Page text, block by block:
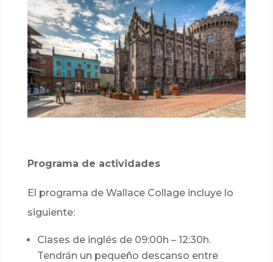
Programa de actividades
El programa de Wallace Collage incluye lo
siguiente:
Clases de inglés de 09:00h – 12:30h.
Tendrán un pequeño descanso entre